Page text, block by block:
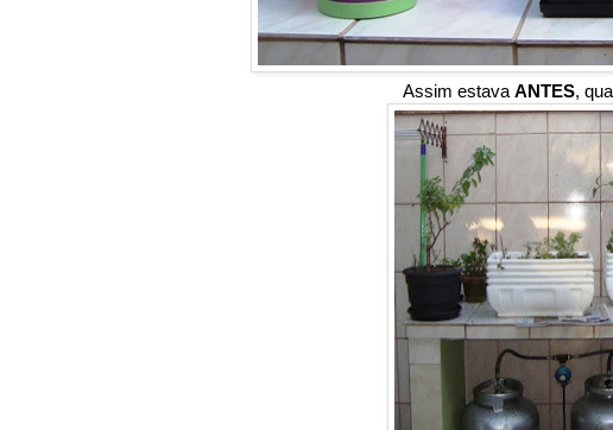
Assim estava ANTES,